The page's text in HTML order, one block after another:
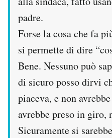
padre.
Forse la cosa che fa
si permette di dire
Bene. Nessuno può
di sicuro posso dirvi
piaceva, e non
avrebbe preso in giro,
Sicuramente si